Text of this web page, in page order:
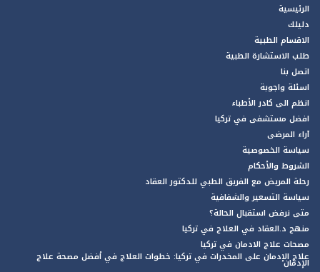
الرئيسية
دليلك
الاقسام الطبية
طلب الاستشارة الطبية
اتصل بنا
اسئلة واجوبة
انظم الى كادر الأطباء
افضل مستشفى في تركيا
آراء المرضى
سياسة الخصوصية
الشروط والأحكام
رحلة المريض مع الفريق الطبي للدكتور العقاد
سياسة التسعير والشفافية
متى نرفض استقبال الحالة؟
منهج د.العقاد في العلاج في تركيا
مصحات علاج الادمان في تركيا
علاج الإدمان على المخدرات في تركيا: خطوات العلاج في أفضل مصحة علاج
الإدمان